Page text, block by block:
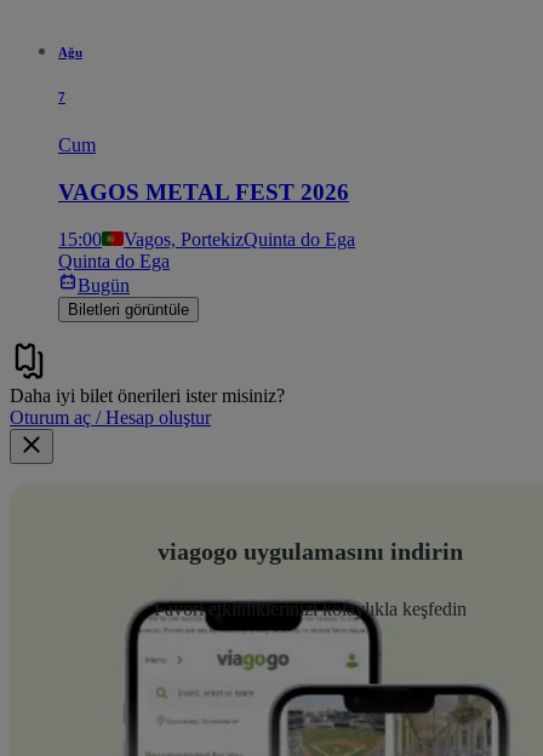
Ağu
7
Cum
VAGOS METAL FEST 2026
15:00 Vagos, PortekizQuinta do Ega
Quinta do Ega
Bugün
Biletleri görüntüle
Daha iyi bilet önerileri ister misiniz?
Oturum aç / Hesap oluştur
viagogo uygulamasını indirin
Favori etkinliklerinizi kolaylıkla keşfedin